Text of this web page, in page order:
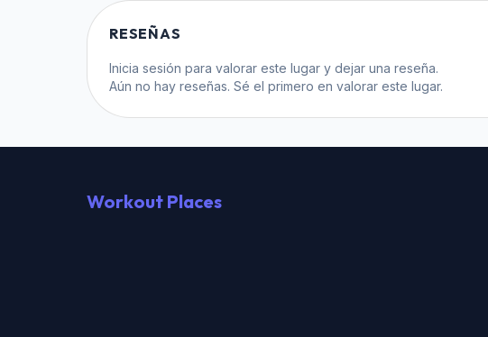
RESEÑAS
Inicia sesión para valorar este lugar y dejar una reseña.
Aún no hay reseñas. Sé el primero en valorar este lugar.
Workout Places